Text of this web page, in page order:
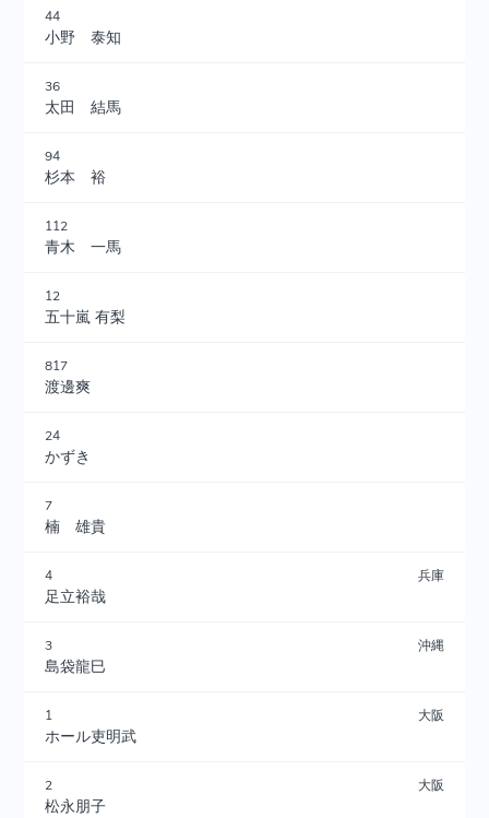
44
小野 泰知
36
太田 結馬
94
杉本 裕
112
青木 一馬
12
五十嵐 有梨
817
渡邊爽
24
かずき
7
楠 雄貴
4 兵庫
足立裕哉
3 沖縄
島袋龍巳
1 大阪
ホール吏明武
2 大阪
松永朋子